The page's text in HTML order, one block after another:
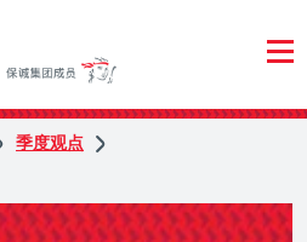
季度观点